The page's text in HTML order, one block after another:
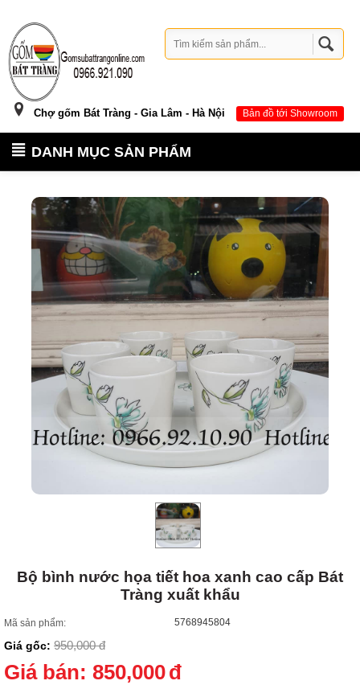
Chợ gốm Bát Tràng - Gia Lâm - Hà Nội Bản đồ tới Showroom
DANH MỤC SẢN PHẨM
Bộ bình nước họa tiết hoa xanh cao cấp Bát
Tràng xuất khẩu
Mã sản phẩm: 5768945804
Giá gốc: 950,000 đ
Giá bán: 850,000đ